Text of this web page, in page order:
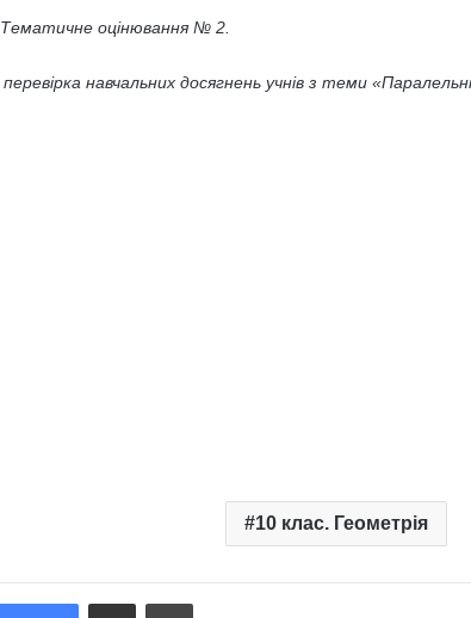
Тематичне оцінювання № 2.
перевірка навчальних досягнень учнів з теми
10 клас. Геометрія
Надіслати електронною поштоюНадрукувати